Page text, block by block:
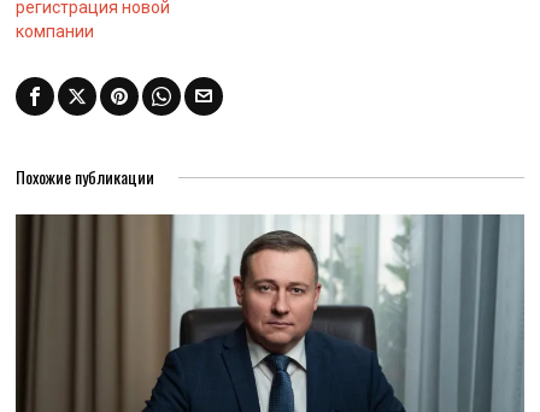
регистрация новой
компании
Похожие публикации